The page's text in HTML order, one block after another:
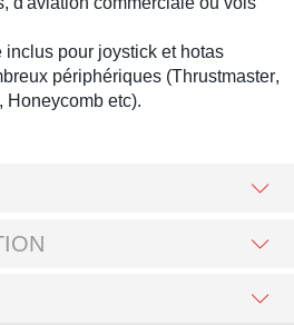
inclus pour joystick et hotas
périphériques (Thrustmaster,
, Honeycomb etc).